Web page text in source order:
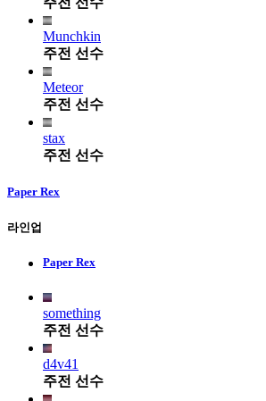
Munchkin
주전 선수
Meteor
주전 선수
stax
주전 선수
Paper Rex
라인업
Paper Rex
something
주전 선수
d4v41
주전 선수